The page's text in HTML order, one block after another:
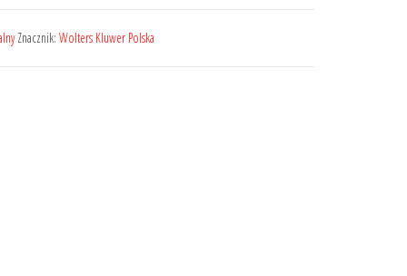
Znacznik: Wolters Kluwer Polska